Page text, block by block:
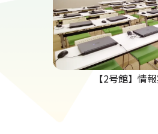
【2号館】情